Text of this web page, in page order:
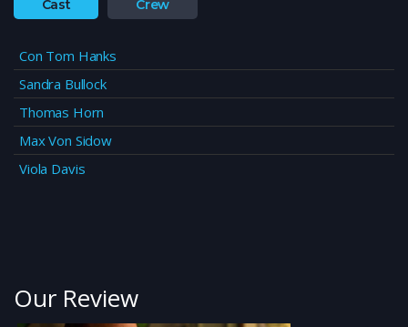
Cast Crew
Con Tom Hanks
Sandra Bullock
Thomas Horn
Max Von Sidow
Viola Davis
Our Review